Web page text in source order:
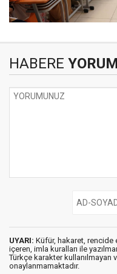
HABERE
UYARI: Küfür, hakaret, rencide
içeren, imla kuralları ile
Türkçe karakter kullanılmayan
onaylanmamaktadır.